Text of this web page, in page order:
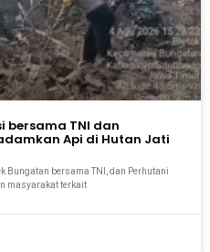
bersama TNI dan
Api di Hutan Jati
Bungatan bersama TNI, dan Perhutani
masyarakat terkait